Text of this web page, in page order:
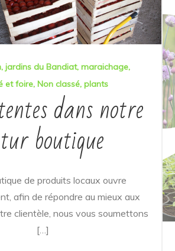
jardins du Bandiat maraichage
et foire Non classé plants
dans notre
boutique
de produits locaux ouvre
afin de répondre au mieux aux
clientèle, nous vous soumettons
[…]